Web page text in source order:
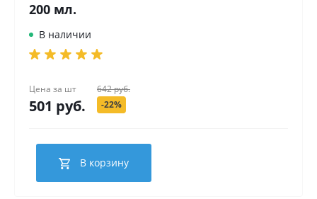
200 мл.
В наличии
Цена за шт
501 руб.
642 руб.
-22%
В корзину